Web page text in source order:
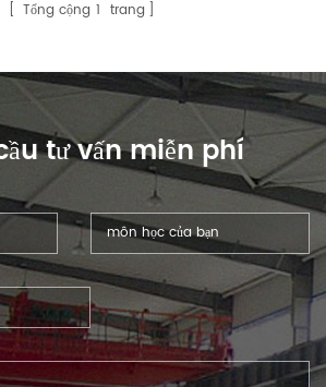
Tổng cộng 1 trang
tư vấn miễn phí